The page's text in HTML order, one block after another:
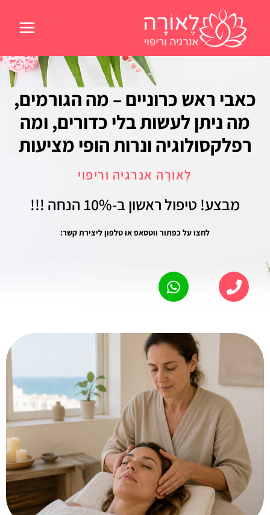
כאבי ראש כרוניים – מה הגורמים,
מה ניתן לעשות בלי כדורים, ומה
רפלקסולוגיה ונרות הופי מציעות
לֶאוֹרָה אנרגיה וריפוי
מבצע! טיפול ראשון ב-10% הנחה !!!
לחצו על כפתור ווטסאפ או טלפון ליצירת קשר: